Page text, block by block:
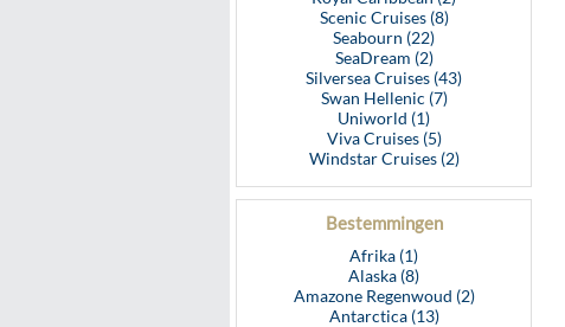
Scenic Cruises (8)
Seabourn (22)
SeaDream (2)
Silversea Cruises (43)
Swan Hellenic (7)
Uniworld (1)
Viva Cruises (5)
Windstar Cruises (2)
Bestemmingen
Afrika (1)
Alaska (8)
Amazone Regenwoud (2)
Antarctica (13)